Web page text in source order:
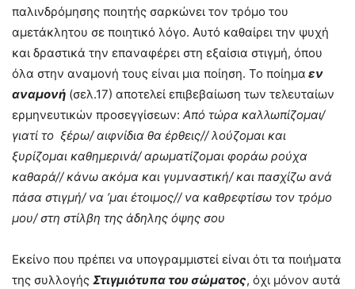
παλινδρόμησης ποιητής σαρκώνει τον τρόμο του
αμετάκλητου σε ποιητικό λόγο. Αυτό καθαίρει την ψυχή
και δραστικά την επαναφέρει στη εξαίσια στιγμή, όπου
όλα στην αναμονή τους είναι μια ποίηση. Το ποίημα εν
αναμονή (σελ.17) αποτελεί επιβεβαίωση των τελευταίων
ερμηνευτικών προσεγγίσεων: Από τώρα καλλωπίζομαι/
γιατί το ξέρω/ αιφνίδια θα έρθεις// λούζομαι και
ξυρίζομαι καθημερινά/ αρωματίζομαι φοράω ρούχα
καθαρά// κάνω ακόμα και γυμναστική/ και πασχίζω ανά
πάσα στιγμή/ να ’μαι έτοιμος// να καθρεφτίσω τον τρόμο
μου/ στη στίλβη της άδηλης όψης σου
Εκείνο που πρέπει να υπογραμμιστεί είναι ότι τα ποιήματα
της συλλογής Στιγμιότυπα του σώματος, όχι μόνον αυτά